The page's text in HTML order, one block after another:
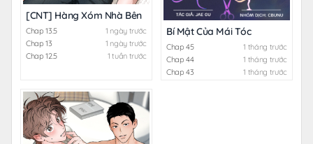
[CNT] Hàng Xóm Nhà Bên
Chap 13.5
1 ngày trước
Chap 13
1 ngày trước
Chap 12.5
1 tuần trước
Bí Mật Của Mái Tóc
Chap 45
1 tháng trước
Chap 44
1 tháng trước
Chap 43
1 tháng trước